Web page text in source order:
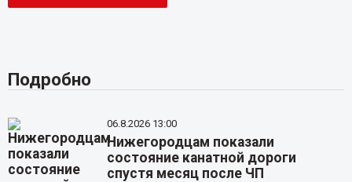
Подробно
06.8.2026 13:00
Нижегородцам показали
состояние канатной дороги
спустя месяц после ЧП